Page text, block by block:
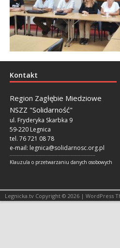
Kontakt
Region Zagłębie Miedziowe
NSZZ "Solidarność"
ul. Fryderyka Skarbka 9
59-220 Legnica
tel. 76 721 08 78
e-mail: legnica@solidarnosc.org.pl
Klauzula o przetwarzaniu danych osobowych
Legnicka.tv Copyright © 2026 | WordPress